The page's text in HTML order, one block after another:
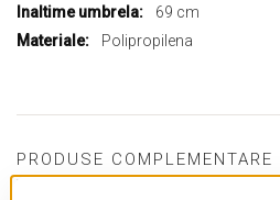
69 cm
Polipropilena
PRODUSE COMPLEMENTARE